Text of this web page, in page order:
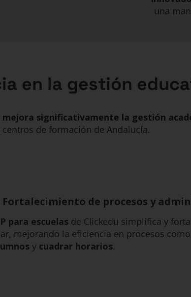
una
en la gestión
mejora significativamente la gestión
centros de formación de Andalucía.
Fortalecimiento de procesos y
para escuelasde Clickedu simplifica y
mejorando la eficiencia en procesos
y cuadrar horarios.